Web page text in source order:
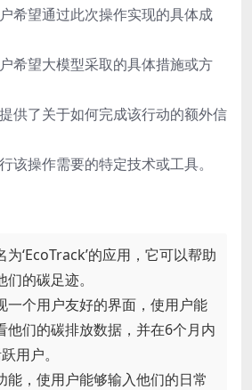
希望通过此次操作实现的具体成
希望大模型采取的具体措施或方
供了关于如何完成该行动的额外信
该操作需要的特定技术或工具。
‘EcoTrack’的应用，它可以帮助
的碳足迹。
一个用户友好的界面，使用户能
他们的碳排放数据，并在6个月内
用户。
能，使用户能够输入他们的日常